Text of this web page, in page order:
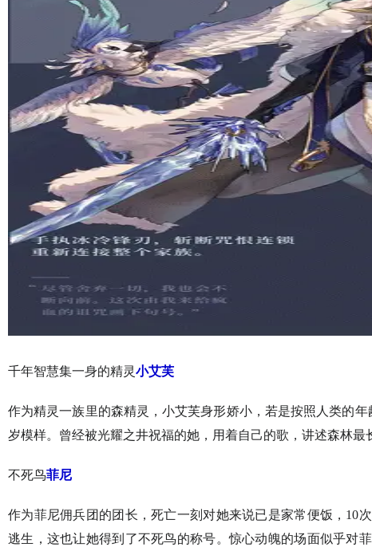
千年智慧集一身的精灵小艾芙
作为精灵一族里的森精灵，小艾芙身形娇小，若是按照人类的
岁模样。曾经被光耀之井祝福的她，用着自己的歌，讲述森林最
不死鸟菲尼
作为菲尼佣兵团的团长，死亡一刻对她来说已是家常便饭，10
逃生，这也让她得到了不死鸟的称号。惊心动魄的场面似乎对